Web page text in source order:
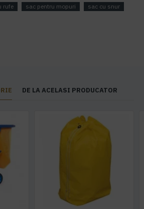
rufe sac pentru mopuri
sac cu snur
DE LA ACELASI PRODUCATOR